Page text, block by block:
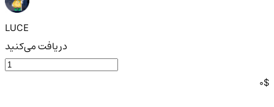
LUCE
دریافت می‌کنید
0$